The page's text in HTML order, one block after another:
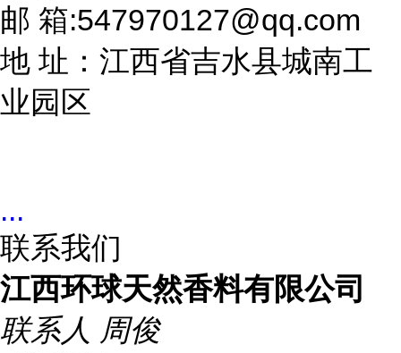
邮 箱:547970127@qq.com
地 址：江西省吉水县城南工
业园区
...
联系我们
江西环球天然香料有限公司
联系人 周俊